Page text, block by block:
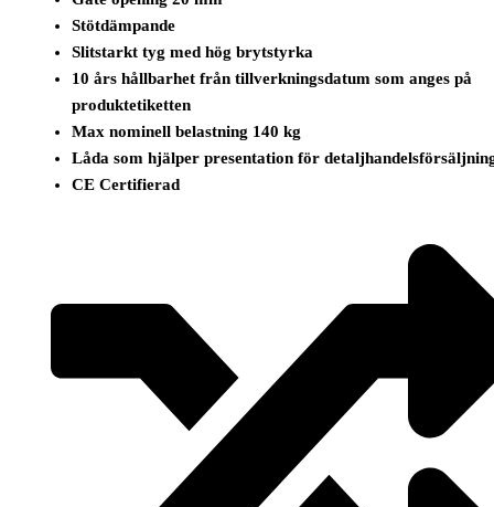
Stötdämpande
Slitstarkt tyg med hög brytstyrka
10 års hållbarhet från tillverkningsdatum som anges på
produktetiketten
Max nominell belastning 140 kg
Låda som hjälper presentation för
CE Certifierad